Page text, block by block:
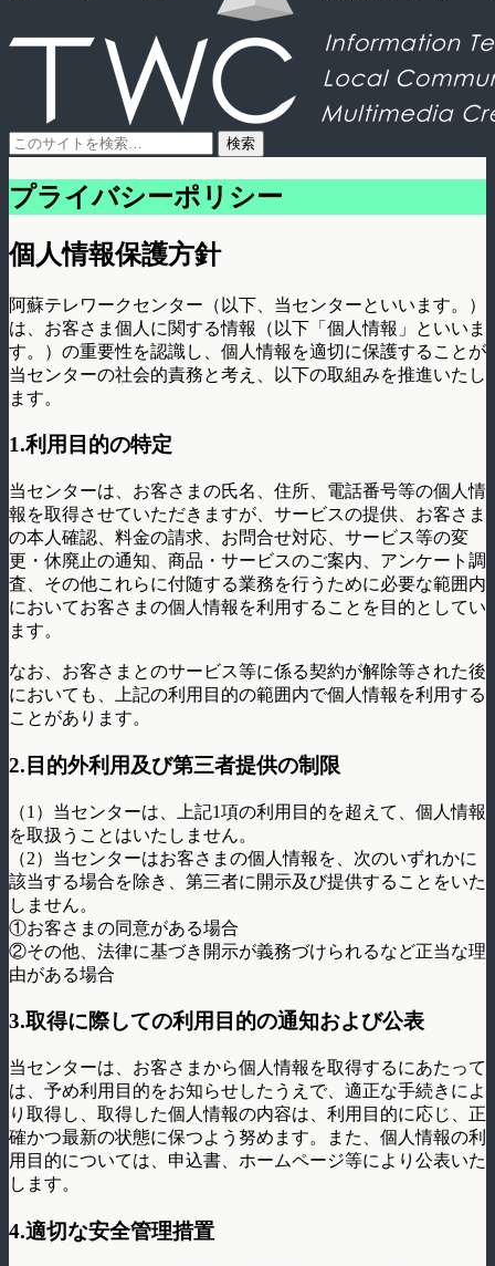
プライバシーポリシー
個人情報保護方針
阿蘇テレワークセンター（以下、当センターといいます。）
は、お客さま個人に関する情報（以下「個人情報」といいま
す。）の重要性を認識し、個人情報を適切に保護することが
当センターの社会的責務と考え、以下の取組みを推進いたし
ます。
1.利用目的の特定
当センターは、お客さまの氏名、住所、電話番号等の個人情
報を取得させていただきますが、サービスの提供、お客さま
の本人確認、料金の請求、お問合せ対応、サービス等の変
更・休廃止の通知、商品・サービスのご案内、アンケート調
査、その他これらに付随する業務を行うために必要な範囲内
においてお客さまの個人情報を利用することを目的としてい
ます。
なお、お客さまとのサービス等に係る契約が解除等された後
においても、上記の利用目的の範囲内で個人情報を利用する
ことがあります。
2.目的外利用及び第三者提供の制限
（1）当センターは、上記1項の利用目的を超えて、個人情報
を取扱うことはいたしません。
（2）当センターはお客さまの個人情報を、次のいずれかに
該当する場合を除き、第三者に開示及び提供することをいた
しません。
①お客さまの同意がある場合
②その他、法律に基づき開示が義務づけられるなど正当な理
由がある場合
3.取得に際しての利用目的の通知および公表
当センターは、お客さまから個人情報を取得するにあたって
は、予め利用目的をお知らせしたうえで、適正な手続きによ
り取得し、取得した個人情報の内容は、利用目的に応じ、正
確かつ最新の状態に保つよう努めます。また、個人情報の利
用目的については、申込書、ホームページ等により公表いた
します。
4.適切な安全管理措置